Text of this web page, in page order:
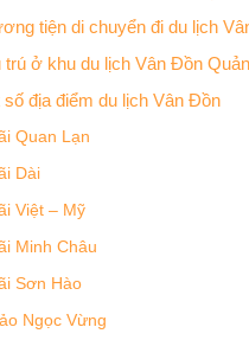
tiện di chuyển đi du lịch
trú ở khu du lịch Vân Đồn
số địa điểm du lịch Vân Đồn
Quan Lạn
Dài
Việt – Mỹ
Minh Châu
Sơn Hào
Ngọc Vừng